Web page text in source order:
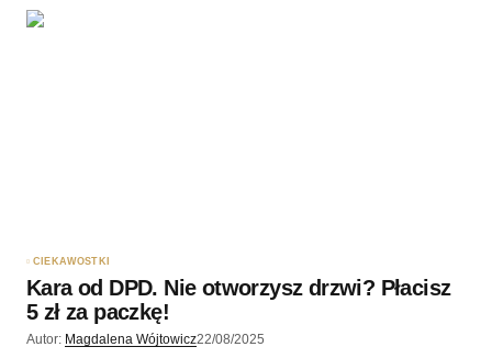
CIEKAWOSTKI
Kara od DPD. Nie otworzysz drzwi? Płacisz
5 zł za paczkę!
Autor: Magdalena Wójtowicz22/08/2025